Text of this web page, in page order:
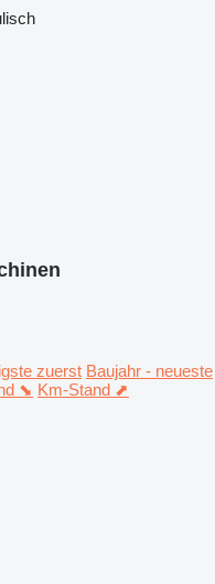
zuerst Baujahr - neueste
⬊ Km-Stand ⬈